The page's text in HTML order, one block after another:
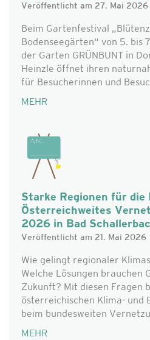
Veröffentlicht am 27. Mai 2026
Beim Gartenfestival
Bodenseegärten“ von 5. bis
der Garten GRÜNBUNT in
Heinzle öffnet ihren
für Besucherinnen und
MEHR
Starke Regionen für die
Österreichweites
2026 in Bad
Veröffentlicht am 21. Mai 2026
Wie gelingt regionaler
Welche Lösungen brauchen
Zukunft? Mit diesen Fragen
österreichischen Klima- und
beim bundesweiten
MEHR